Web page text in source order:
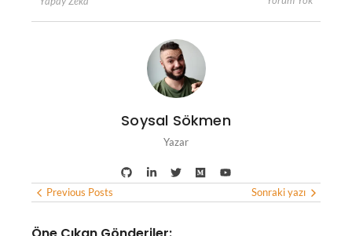
Soysal Sökmen
Yazar
Previous Posts Sonraki yazı